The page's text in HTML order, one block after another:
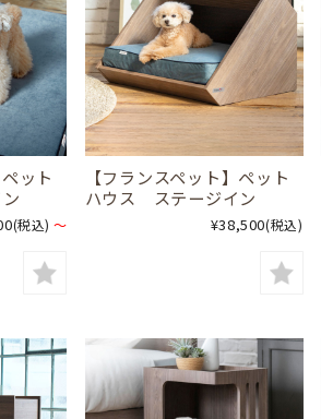
ット
(税込) ～
【フランスペット】ペット
ハウス ステージイン
¥38,500(税込)